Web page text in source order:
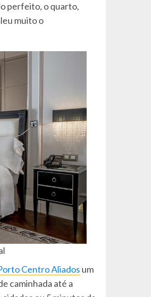
perfeito, o quarto,
muito o
Centro Aliados um
caminhada até a